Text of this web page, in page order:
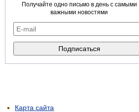
Получайте одно письмо в день с самыми
важными новостями
Карта сайта